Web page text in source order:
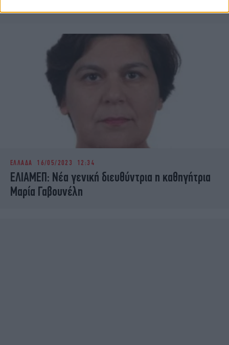
ΕΛΛΑΔΑ 16/05/2023 12:34
ΕΛΙΑΜΕΠ: Νέα γενική διευθύντρια η καθηγήτρια
Μαρία Γαβουνέλη